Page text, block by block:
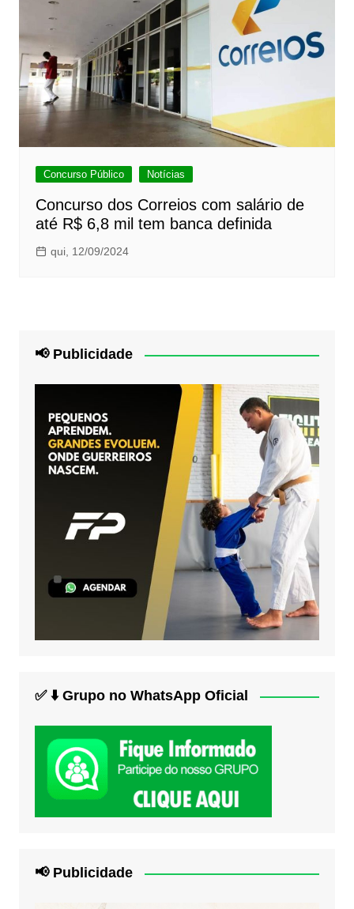
Concurso Público Notícias
Concurso dos Correios com salário de
até R$ 6,8 mil tem banca definida
qui, 12/09/2024
📢 Publicidade
✅ ⬇️ Grupo no WhatsApp Oficial
📢 Publicidade